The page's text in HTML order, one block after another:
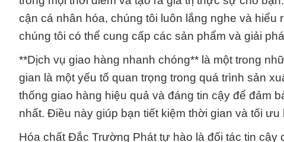
cận cá nhân hóa, chúng tôi luôn lắng nghe và
chúng tôi có thể cung cấp các sản phẩm và giải
**Dịch vụ giao hàng nhanh chóng** là một trong
gian là một yếu tố quan trọng trong quá trình sản
thống giao hàng hiệu quả và đáng tin cậy để đảm
nhất. Điều này giúp bạn tiết kiệm thời gian và tối
Hóa chất Đắc Trường Phát tự hào là đối tác tin